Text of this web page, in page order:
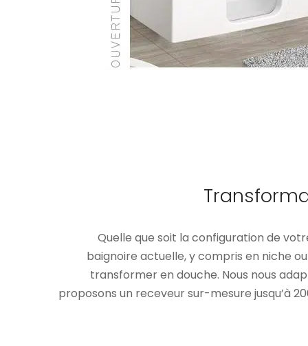
Quelle que soit la configuration de
baignoire actuelle, y compris en niche
transformer en douche. Nous nous
proposons un receveur sur-mesure jusqu’à